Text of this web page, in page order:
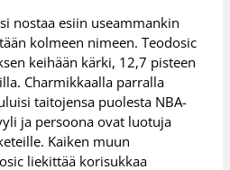
nostaa esiin useammankin
kolmeen nimeen. Teodosic
keihään kärki, 12,7 pisteen
Charmikkaalla parralla
taitojensa puolesta NBA-
ja persoona ovat luotuja
Kaiken muun
liekittää korisukkaa